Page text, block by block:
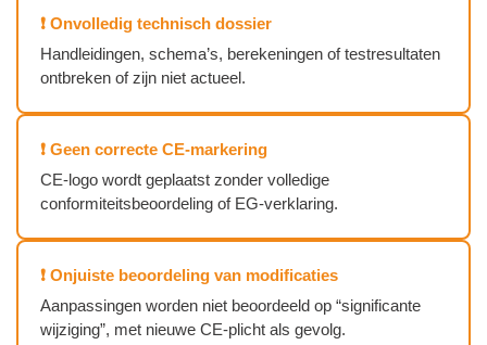
❗ Onvolledig technisch dossier
Handleidingen, schema’s, berekeningen of testresultaten
ontbreken of zijn niet actueel.
❗ Geen correcte CE‑markering
CE‑logo wordt geplaatst zonder volledige
conformiteitsbeoordeling of EG‑verklaring.
❗ Onjuiste beoordeling van modificaties
Aanpassingen worden niet beoordeeld op “significante
wijziging”, met nieuwe CE‑plicht als gevolg.